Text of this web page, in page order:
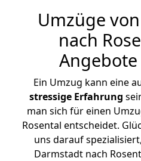
Umzüge
nach
Ein Umzug kann eine
stressige Erfahrung
man sich für einen
Rosental entscheidet.
uns darauf
Darmstadt nach